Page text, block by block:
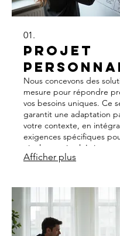
01.
Projet
Nous concevons des
mesure pour répondre
vos besoins uniques. Ce
garantit une adaptation
votre contexte, en
exigences spécifiques
résultat optimal. Laissez-
transformer vos idées en
Afficher plus